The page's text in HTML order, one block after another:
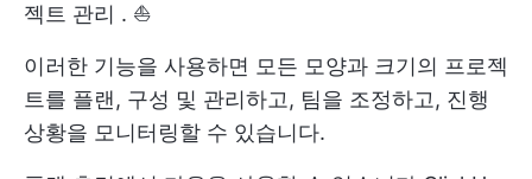
젝트 관리 . ⛵
이러한 기능을 사용하면 모든 모양과 크기의 프로젝
트를 플랜, 구성 및 관리하고, 팀을 조정하고, 진행
상황을 모니터링할 수 있습니다.